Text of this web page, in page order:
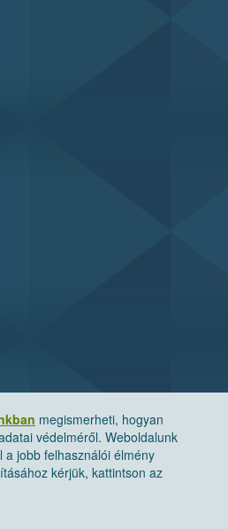
megismerheti, hogyan
védelméről. Weboldalunk
jobb felhasználói élmény
kérjük, kattintson az